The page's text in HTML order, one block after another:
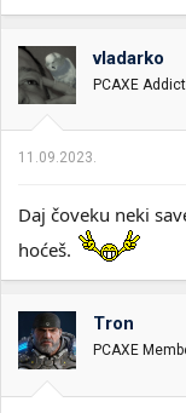
o
v
a
n
:
vladarko
PCAXE
11.09.2023.
Daj čoveku neki
hoćeš.
Tron
PCAXE